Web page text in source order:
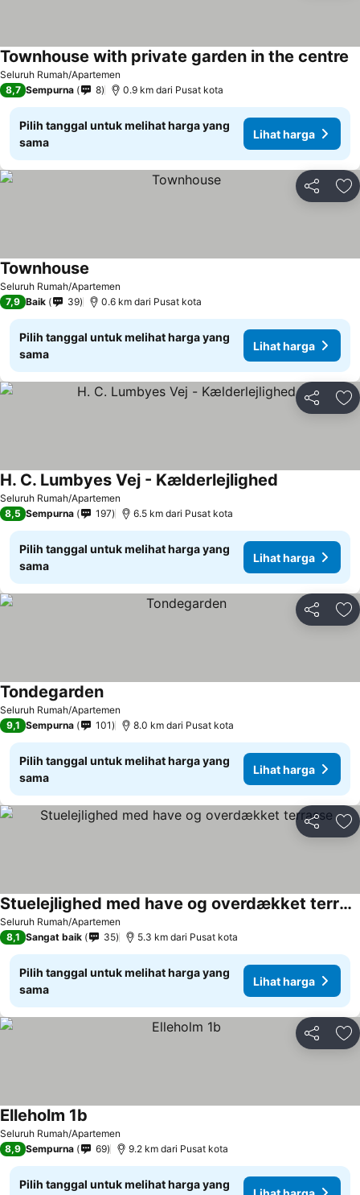
Seluruh Rumah/Apartemen
Townhouse with private garden in the centre
8,7 Sempurna 8 0.9 km dari Pusat kota
Pilih tanggal untuk melihat harga yang
sama
Lihat harga
Bagikan
Seluruh Rumah/Apartemen
Townhouse
7,9 Baik 39 0.6 km dari Pusat kota
Pilih tanggal untuk melihat harga yang
sama
Lihat harga
Bagikan
Seluruh Rumah/Apartemen
H. C. Lumbyes Vej - Kælderlejlighed
8,5 Sempurna 197 6.5 km dari Pusat kota
Pilih tanggal untuk melihat harga yang
sama
Lihat harga
Bagikan
Seluruh Rumah/Apartemen
TondegardenLihat harga
9,1 Sempurna 101 8.0 km dari Pusat kota
Pilih tanggal untuk melihat harga yang
sama
Lihat harga
Bagikan
Seluruh Rumah/Apartemen
Stuelejlighed med have og overdækket terrasse
Lihat harga
8,1 Sangat baik 35 5.3 km dari Pusat kota
Pilih tanggal untuk melihat harga yang
sama
Lihat harga
Bagikan
Seluruh Rumah/Apartemen
Elleholm 1b
8,9 Sempurna 69 9.2 km dari Pusat kota
Pilih tanggal untuk melihat harga yang